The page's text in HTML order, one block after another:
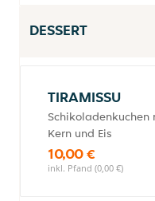
DESSERT
TIRAMISSU
Kern und Eis
10,00 €
inkl. Pfand (0,00 €)